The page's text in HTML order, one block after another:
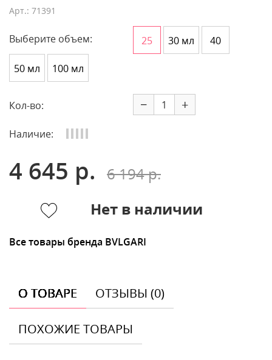
Арт.: 71391
Выберите объем: 25 30 мл 40
50 мл 100 мл
Кол-во: − +
Наличие:
4 645 р.
6 194 р.
Нет в наличии
Все товары бренда BVLGARI
О ТОВАРЕ ОТЗЫВЫ (0)
ПОХОЖИЕ ТОВАРЫ